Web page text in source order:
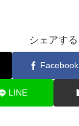
シェアする
Facebook
LINE